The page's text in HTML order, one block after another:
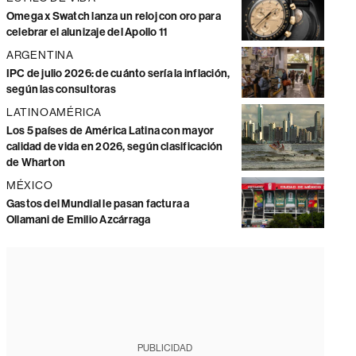
Omega x Swatch lanza un reloj con oro para
celebrar el alunizaje del Apollo 11
ARGENTINA
IPC de julio 2026: de cuánto sería la inflación,
según las consultoras
LATINOAMÉRICA
Los 5 países de América Latina con mayor
calidad de vida en 2026, según clasificación
de Wharton
MÉXICO
Gastos del Mundial le pasan factura a
Ollamani de Emilio Azcárraga
PUBLICIDAD